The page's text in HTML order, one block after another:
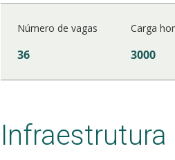
Número de vagas Carga
36 3000
Infraestrutura